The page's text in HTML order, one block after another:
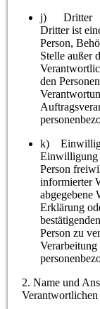
j) Dritter
Dritter ist
Person,
Stelle außer
den
k)
Einwilligung
Person
informierter
abgegebene
Erklärung
Person zu
Verarbeitung
2. Name und
Verantwortlichen